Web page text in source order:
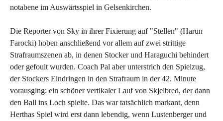
notabene im Auswärtsspiel in Gelsenkirchen.
Die Reporter von Sky in ihrer Fixierung auf "Stellen" (Harun
Farocki) hoben anschließend vor allem auf zwei strittige
Strafraumszenen ab, in denen Stocker und Haraguchi behindert
oder gefoult wurden. Coach Pal aber unterstrich den Spielzug,
der Stockers Eindringen in den Strafraum in der 42. Minute
vorausging: ein schöner vertikaler Lauf von Skjelbred, der dann
den Ball ins Loch spielte. Das war tatsächlich markant, denn
Herthas Spiel wird erst dann lebendig, wenn Lustenberger und